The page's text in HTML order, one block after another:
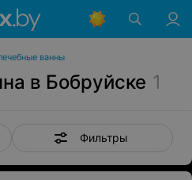
ванны
в Бобруйске 1
Фильтры